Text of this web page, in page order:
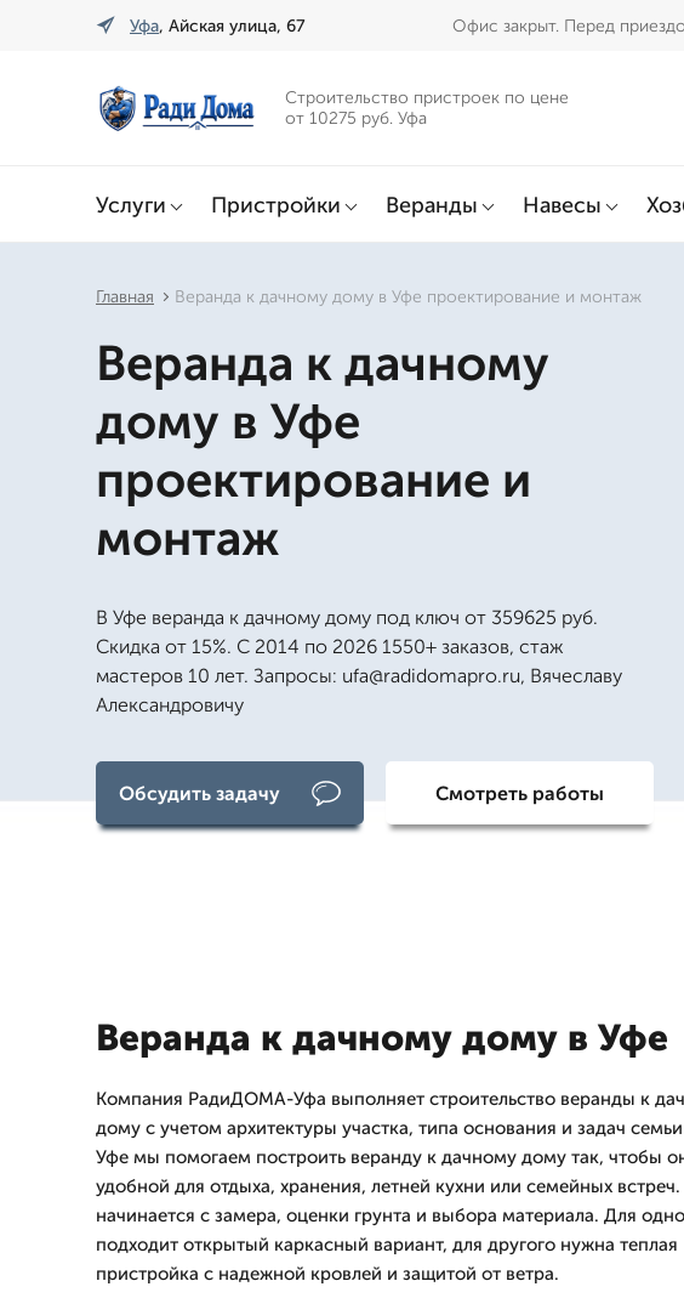
Уфа, Айская улица, 67 Офис закрыт. Перед
Строительство пристроек по цене
от 10275 руб. Уфа
Услуги Пристройки Веранды Навесы
Главная Веранда к дачному дому в Уфе проектирование и монтаж
Веранда к дачному
дому в Уфе
проектирование и
монтаж
В Уфе веранда к дачному дому под ключ от 359625 руб.
Скидка от 15%. С 2014 по 2026 1550+ заказов, стаж
мастеров 10 лет. Запросы: ufa@radidomapro.ru, Вячеславу
Александровичу
Обсудить задачу Смотреть работы
Веранда к дачному дому в Уфе
Компания РадиДОМА-Уфа выполняет строительство веранды к
дому с учетом архитектуры участка, типа основания и задач
Уфе мы помогаем построить веранду к дачному дому так, чтобы
удобной для отдыха, хранения, летней кухни или семейных встреч.
начинается с замера, оценки грунта и выбора материала. Для
подходит открытый каркасный вариант, для другого нужна теплая
пристройка с надежной кровлей и защитой от ветра.